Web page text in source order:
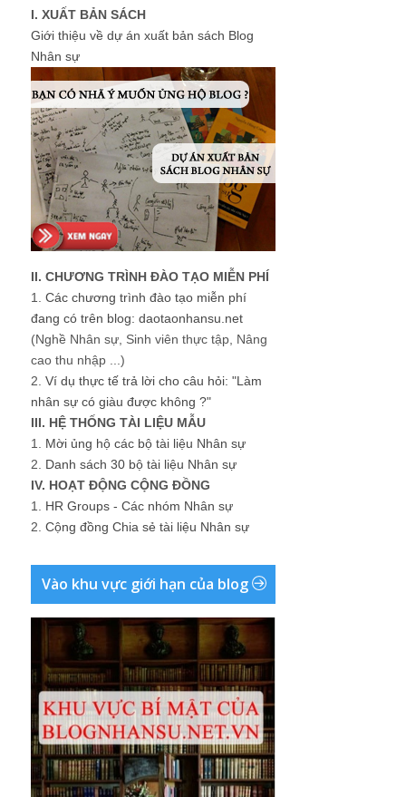
I. XUẤT BẢN SÁCH
Giới thiệu về dự án xuất bản sách Blog
Nhân sự
II. CHƯƠNG TRÌNH ĐÀO TẠO MIỄN PHÍ
1. Các chương trình đào tạo miễn phí
đang có trên blog: daotaonhansu.net
(Nghề Nhân sự, Sinh viên thực tập, Nâng
cao thu nhập ...)
2. Ví dụ thực tế trả lời cho câu hỏi: "Làm
nhân sự có giàu được không ?"
III. HỆ THỐNG TÀI LIỆU MẪU
1. Mời ủng hộ các bộ tài liệu Nhân sự
2. Danh sách 30 bộ tài liệu Nhân sự
IV. HOẠT ĐỘNG CỘNG ĐỒNG
1. HR Groups - Các nhóm Nhân sự
2. Cộng đồng Chia sẻ tài liệu Nhân sự
Vào khu vực giới hạn của blog